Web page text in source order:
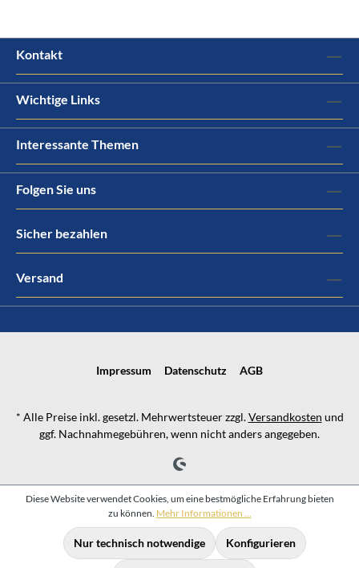
Kontakt
Wichtige Links
Interessante Themen
Folgen Sie uns
Sicher bezahlen
Versand
Impressum Datenschutz AGB
* Alle Preise inkl. gesetzl. Mehrwertsteuer zzgl.Versandkosten und
ggf. Nachnahmegebühren, wenn nicht anders angegeben.
Diese Website verwendet Cookies, um eine bestmögliche Erfahrung bieten
zu können. Mehr Informationen ...
Nur technisch notwendige Konfigurieren